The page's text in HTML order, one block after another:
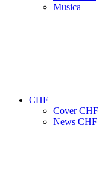
Musica
CHF
Cover CHF
News CHF